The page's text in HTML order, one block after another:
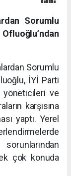
Sorumlu
Sorumlu
İYİ Parti
yöneticileri ve
karşısına
yaptı. Yerel
çok konuda